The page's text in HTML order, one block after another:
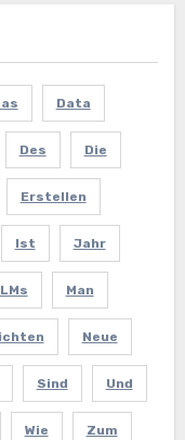
Data
Des Die
Erstellen
Ist Jahr
Man
Neue
Sind Und
Wie Zum